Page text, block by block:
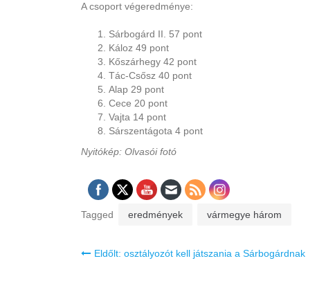
A csoport végeredménye:
Sárbogárd II. 57 pont
Káloz 49 pont
Kőszárhegy 42 pont
Tác-Csősz 40 pont
Alap 29 pont
Cece 20 pont
Vajta 14 pont
Sárszentágota 4 pont
Nyitókép: Olvasói fotó
Tagged eredmények vármegye három
Bejegyzés
Eldőlt: osztályozót kell játszania a Sárbogárdnak